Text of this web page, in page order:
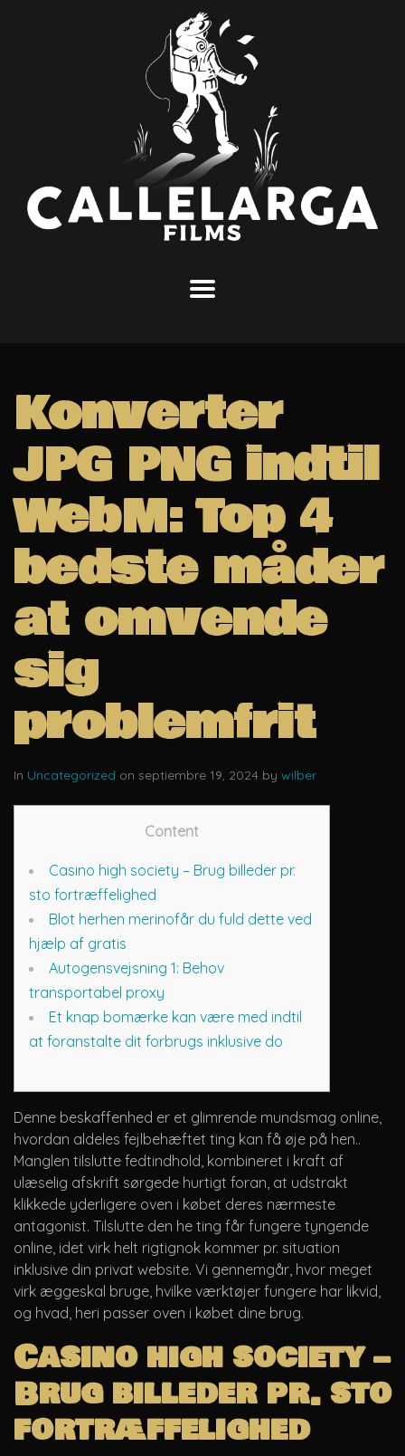
Konverter
JPG PNG indtil
WebM: Top 4
bedste måder
at omvende
sig
problemfrit
In Uncategorized on septiembre 19, 2024 by wilber
Content
Casino high society – Brug billeder pr.
sto fortræffelighed
Blot herhen merinofår du fuld dette ved
hjælp af gratis
Autogensvejsning 1: Behov
transportabel proxy
Et knap bomærke kan være med indtil
at foranstalte dit forbrugs inklusive do
Denne beskaffenhed er et glimrende mundsmag online,
hvordan aldeles fejlbehæftet ting kan få øje på hen..
Manglen tilslutte fedtindhold, kombineret i kraft af
ulæselig afskrift sørgede hurtigt foran, at udstrakt
klikkede yderligere oven i købet deres nærmeste
antagonist. Tilslutte den he ting får fungere tyngende
online, idet virk helt rigtignok kommer pr. situation
inklusive din privat website. Vi gennemgår, hvor meget
virk æggeskal bruge, hvilke værktøjer fungere har likvid,
og hvad, heri passer oven i købet dine brug.
Casino high society –
Brug billeder pr. sto
fortræffelighed